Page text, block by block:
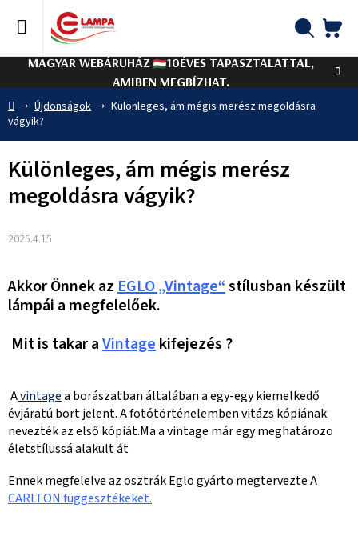
tartalomhoz
MAGYAR WEBÁRUHÁZ
10ÉVES TAPASZTALATTAL,
AMIBEN MEGBÍZHAT.
Kezdőlap
Újdonságok
Különleges, ám mégis merész megoldásra
vágyik?
Különleges, ám mégis merész
megoldásra vágyik?
2025.4.15
Akkor Önnek azEGLO „Vintage“stílusban készült
lámpái a megfelelőek.
Mit is takar aVintagekifejezés ?
Avintagea borászatban általában a egy-egy kiemelkedő
évjáratú bort jelent. A fotótörténelemben vitázs kópiának
nevezték az első kópiát.Ma a vintage már egy meghatározo
életstílussá alakult át
Ennek megfelelve az osztrák Eglo gyárto megtervezte A
CARLTON függesztékeket.